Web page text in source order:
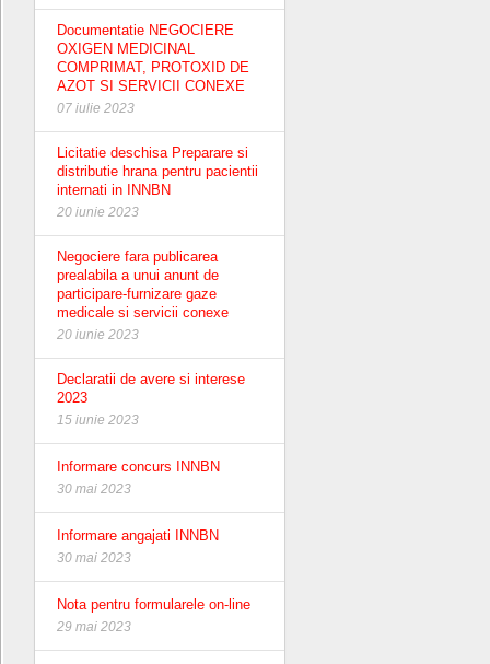
Documentatie NEGOCIERE
OXIGEN MEDICINAL
COMPRIMAT, PROTOXID DE
AZOT SI SERVICII CONEXE
07 iulie 2023
Licitatie deschisa Preparare si
distributie hrana pentru pacientii
internati in INNBN
20 iunie 2023
Negociere fara publicarea
prealabila a unui anunt de
participare-furnizare gaze
medicale si servicii conexe
20 iunie 2023
Declaratii de avere si interese
2023
15 iunie 2023
Informare concurs INNBN
30 mai 2023
Informare angajati INNBN
30 mai 2023
Nota pentru formularele on-line
29 mai 2023